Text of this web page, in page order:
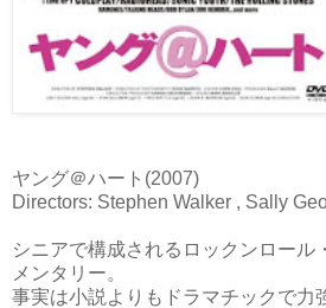
ヤング＠ハート(2007)
Directors: Stephen Walker , Sally
シニアで構成されるロックンロール
メンタリー。
事実は小説よりもドラマチックで力